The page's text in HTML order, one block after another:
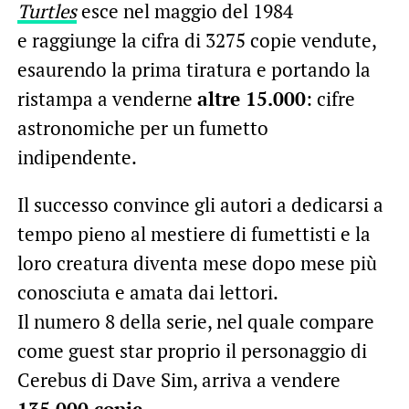
Turtlesesce nel maggio del 1984
e raggiunge la cifra di 3275 copie vendute,
esaurendo la prima tiratura e portando la
ristampa a venderne altre 15.000: cifre
astronomiche per un fumetto
indipendente.
Il successo convince gli autori a dedicarsi a
tempo pieno al mestiere di fumettisti e la
loro creatura diventa mese dopo mese più
conosciuta e amata dai lettori.
Il numero 8 della serie, nel quale compare
come guest star proprio il personaggio di
Cerebus di Dave Sim, arriva a vendere